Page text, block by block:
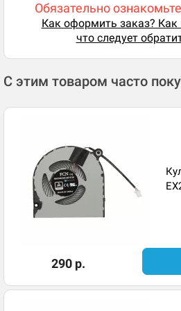
Обязательно
Как оформить заказ? Как
что следует
С этим товаром часто
290 р.